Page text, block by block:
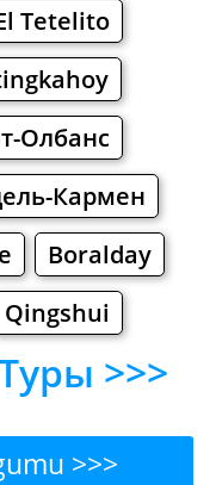
Tetelito
Олбанс
Кармен
Boralday
Qingshui
>>>
>>>